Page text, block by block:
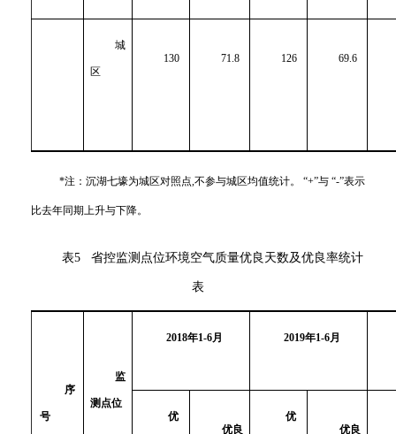
城
区
130 71.8 126 69.6
*注：沉湖七壕为城区对照点,不参与城区均值统计。 “+”与 “-”表示
比去年同期上升与下降。
表5 省控监测点位环境空气质量优良天数及优良率统计
表
序
号
监
测点位
2018年1-6月 2019年1-6月
优
优良
优
优良